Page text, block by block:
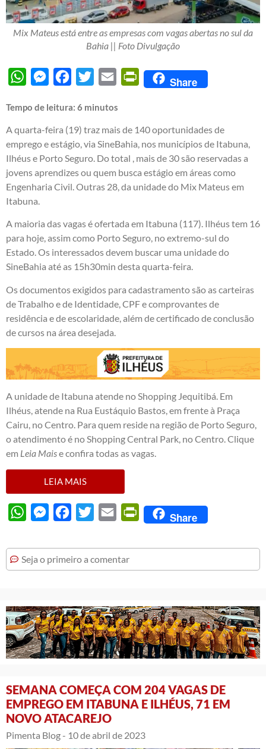
Mix Mateus está entre as empresas com vagas abertas no sul da
Bahia || Foto Divulgação
WhatsAppMessengerFacebook
Twitter Email PrintFriendly
Share
Tempo de leitura: 6 minutos
A quarta-feira (19) traz mais de 140 oportunidades de
emprego e estágio, via SineBahia, nos municípios de Itabuna,
Ilhéus e Porto Seguro. Do total , mais de 30 são reservadas a
jovens aprendizes ou quem busca estágio em áreas como
Engenharia Civil. Outras 28, da unidade do Mix Mateus em
Itabuna.
A maioria das vagas é ofertada em Itabuna (117). Ilhéus tem 16
para hoje, assim como Porto Seguro, no extremo-sul do
Estado. Os interessados devem buscar uma unidade do
SineBahia até as 15h30min desta quarta-feira.
Os documentos exigidos para cadastramento são as carteiras
de Trabalho e de Identidade, CPF e comprovantes de
residência e de escolaridade, além de certificado de conclusão
de cursos na área desejada.
A unidade de Itabuna atende no Shopping Jequitibá. Em
Ilhéus, atende na Rua Eustáquio Bastos, em frente à Praça
Cairu, no Centro. Para quem reside na região de Porto Seguro,
o atendimento é no Shopping Central Park, no Centro. Clique
em Leia Maise confira todas as vagas.
LEIA MAIS
WhatsAppMessengerFacebook
Twitter Email PrintFriendly
Share
Seja o primeiro a comentar
SEMANA COMEÇA COM 204 VAGAS DE
EMPREGO EM ITABUNA E ILHÉUS, 71 EM
NOVO ATACAREJO
Pimenta Blog - 10 de abril de 2023